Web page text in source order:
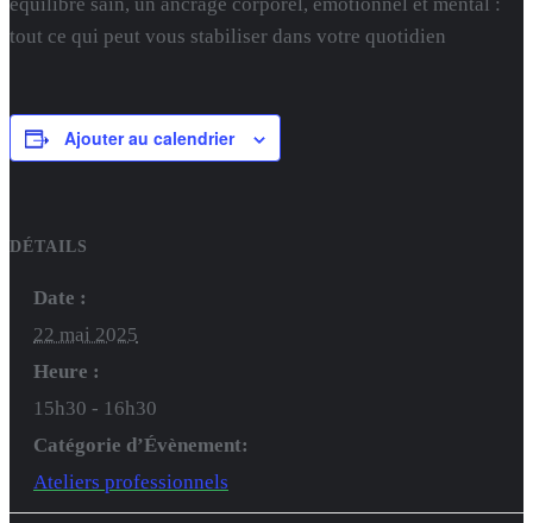
tout ce qui peut vous stabiliser dans votre quotidien
Ajouter au calendrier
DÉTAILS
Date :
22 mai 2025
Heure :
15h30 - 16h30
Catégorie d’Évènement:
Ateliers professionnels